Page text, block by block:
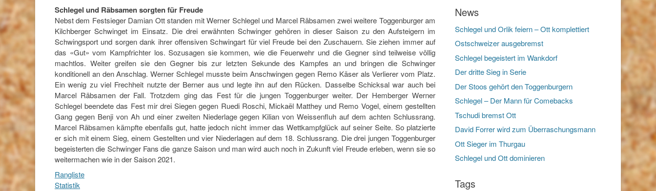
Schlegel und Räbsamen sorgten für Freude
Nebst dem Festsieger Damian Ott standen mit Werner Schlegel und Marcel Räbsamen zwei weitere Toggenburger am
Kilchberger Schwinget im Einsatz. Die drei erwähnten Schwinger gehören in dieser Saison zu den Aufsteigern im
Schwingsport und sorgen dank ihrer offensiven Schwingart für viel Freude bei den Zuschauern. Sie ziehen immer auf
das «Gut» vom Kampfrichter los. Sozusagen sie kommen, wie die Feuerwehr und die Gegner sind teilweise völlig
machtlos. Weiter greifen sie den Gegner bis zur letzten Sekunde des Kampfes an und bringen die Schwinger
konditionell an den Anschlag. Werner Schlegel musste beim Anschwingen gegen Remo Käser als Verlierer vom Platz.
Ein wenig zu viel Frechheit nutzte der Berner aus und legte ihn auf den Rücken. Dasselbe Schicksal war auch bei
Marcel Räbsamen der Fall. Trotzdem ging das Fest für die jungen Toggenburger weiter. Der Hemberger Werner
Schlegel beendete das Fest mir drei Siegen gegen Ruedi Roschi, Mickaël Matthey und Remo Vogel, einem gestellten
Gang gegen Benji von Ah und einer zweiten Niederlage gegen Kilian von Weissenfluh auf dem achten Schlussrang.
Marcel Räbsamen kämpfte ebenfalls gut, hatte jedoch nicht immer das Wettkampfglück auf seiner Seite. So platzierte
er sich mit einem Sieg, einem Gestellten und vier Niederlagen auf dem 18. Schlussrang. Die drei jungen Toggenburger
begeisterten die Schwinger Fans die ganze Saison und man wird auch noch in Zukunft viel Freude erleben, wenn sie so
weitermachen wie in der Saison 2021.
Rangliste
Statistik
News
Schlegel und Orlik feiern – Ott komplettiert
Ostschweizer ausgebremst
Schlegel begeistert im Wankdorf
Der dritte Sieg in Serie
Der Stoos gehört den Toggenburgern
Schlegel – Der Mann für Comebacks
Tschudi bremst Ott
David Forrer wird zum Überraschungsmann
Ott Sieger im Thurgau
Schlegel und Ott dominieren
Tags